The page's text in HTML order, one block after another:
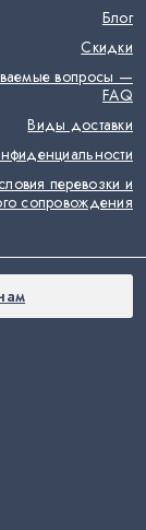
Блог
Скидки
вопросы —
FAQ
Виды доставки
перевозки и
сопровождения